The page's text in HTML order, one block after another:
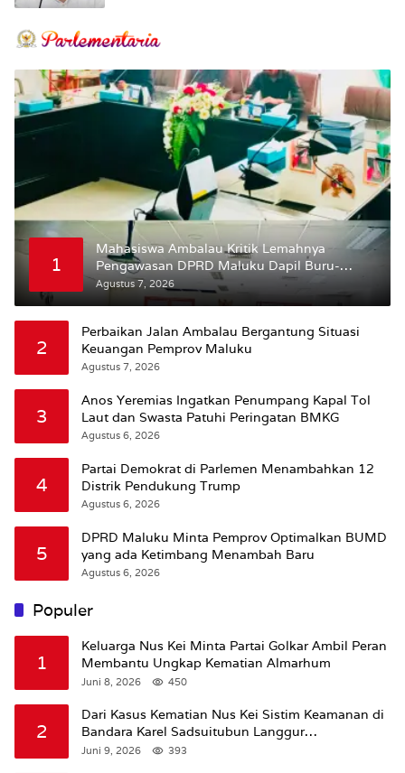
1
Mahasiswa Ambalau Kritik Lemahnya
Pengawasan DPRD Maluku Dapil Buru-
Bursel Terhadap Proses Perubahan Status
Jalan
Agustus 7, 2026
2
Perbaikan Jalan Ambalau Bergantung Situasi
Keuangan Pemprov Maluku
Agustus 7, 2026
3
Anos Yeremias Ingatkan Penumpang Kapal Tol
Laut dan Swasta Patuhi Peringatan BMKG
Agustus 6, 2026
4
Partai Demokrat di Parlemen Menambahkan 12
Distrik Pendukung Trump
Agustus 6, 2026
5
DPRD Maluku Minta Pemprov Optimalkan BUMD
yang ada Ketimbang Menambah Baru
Agustus 6, 2026
Populer
1
Keluarga Nus Kei Minta Partai Golkar Ambil Peran
Membantu Ungkap Kematian Almarhum
Juni 8, 2026 450
2
Dari Kasus Kematian Nus Kei Sistim Keamanan di
Bandara Karel Sadsuitubun Langgur
Dipertanyakan
Juni 9, 2026 393